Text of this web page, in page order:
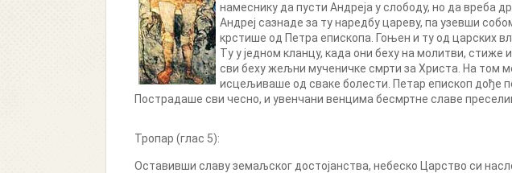
намеснику да пусти Андреја у слободу, но да вреба
Андреј сазнаде за ту наредбу цареву, па узевши
крстише од Петра епископа. Гоњен и ту од царских
Ту у једном кланцу, када они беху на молитви, стиже
сви беху жељни мученичке смрти за Христа. На том
исцељиваше од сваке болести. Петар епископ дође
Пострадаше сви чесно, и увенчани венцима бесмртне славе
Тропар (глас 5):
Оставивши славу земаљског достојанства, небеско Царство си